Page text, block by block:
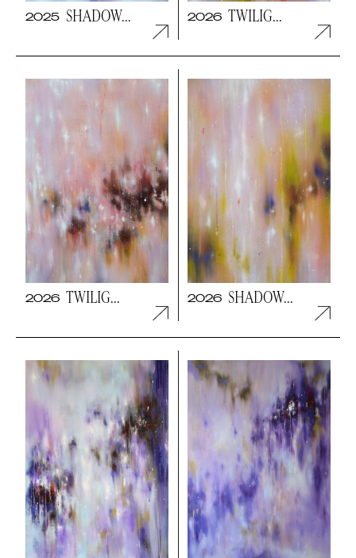
2025 SHADOW... 2026 TWILIG...
2026 TWILIG... 2026 SHADOW...